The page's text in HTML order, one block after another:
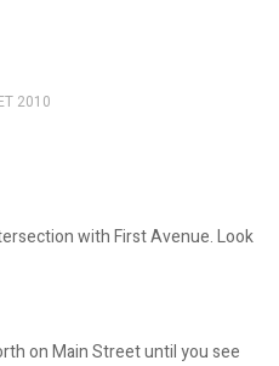
2010
with First Avenue. Look
on Main Street until you see